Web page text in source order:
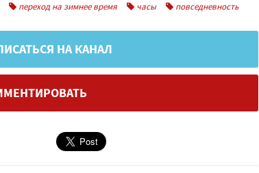
переход на зимнее время часы повседневность
НА КАНАЛ